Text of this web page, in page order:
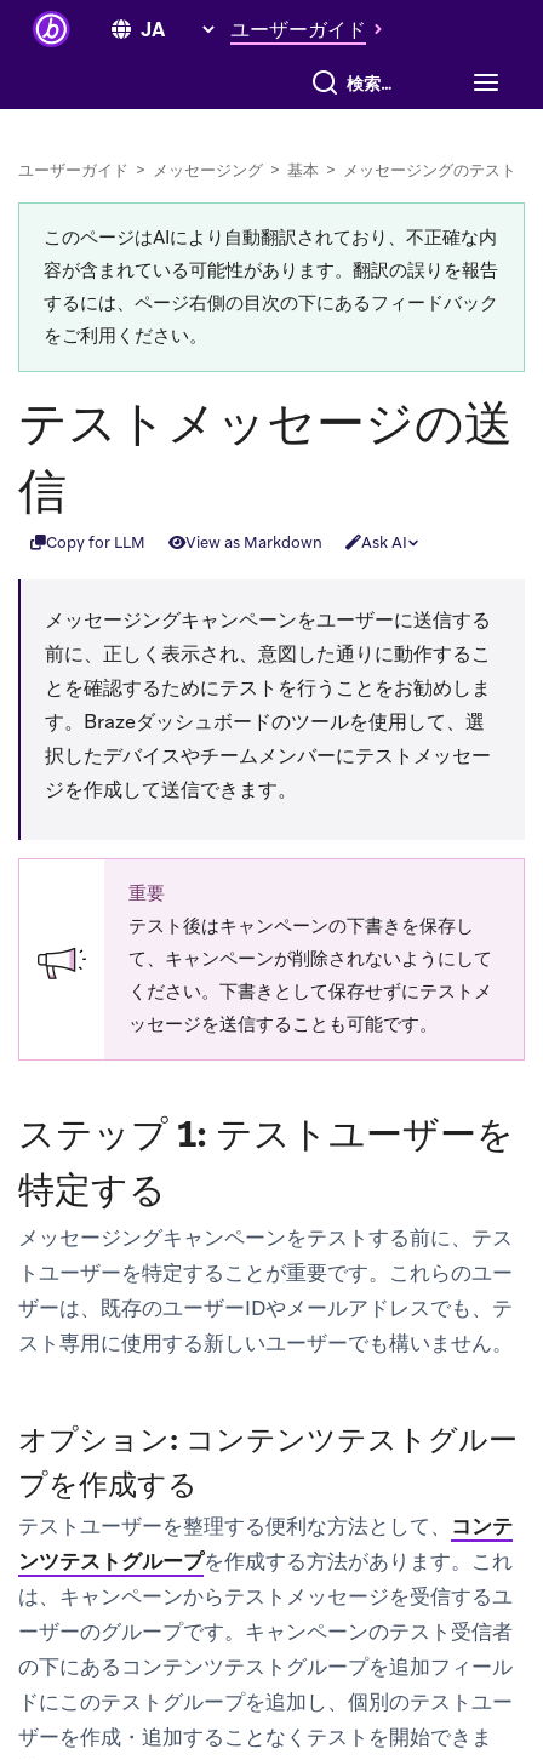
ユーザーガイド
すべて検索
ユーザーガイド > メッセージング > 基本 > メッセージングのテスト
このページはAIにより自動翻訳されており、不正確な内
容が含まれている可能性があります。翻訳の誤りを報告
するには、ページ右側の目次の下にあるフィードバック
をご利用ください。
テストメッセージの送
信
Copy for LLM View as Markdown Ask AI
メッセージングキャンペーンをユーザーに送信する
前に、正しく表示され、意図した通りに動作するこ
とを確認するためにテストを行うことをお勧めしま
す。Brazeダッシュボードのツールを使用して、選
択したデバイスやチームメンバーにテストメッセー
ジを作成して送信できます。
重要
テスト後はキャンペーンの下書きを保存し
て、キャンペーンが削除されないようにして
ください。下書きとして保存せずにテストメ
ッセージを送信することも可能です。
ステップ 1: テストユーザーを
特定する
メッセージングキャンペーンをテストする前に、テス
トユーザーを特定することが重要です。これらのユー
ザーは、既存のユーザーIDやメールアドレスでも、テ
スト専用に使用する新しいユーザーでも構いません。
オプション: コンテンツテストグルー
プを作成する
テストユーザーを整理する便利な方法として、 コンテ
ンツテストグループを作成する方法があります。これ
は、キャンペーンからテストメッセージを受信するユ
ーザーのグループです。キャンペーンのテスト受信者
の下にあるコンテンツテストグループを追加フィール
ドにこのテストグループを追加し、個別のテストユー
ザーを作成・追加することなくテストを開始できま